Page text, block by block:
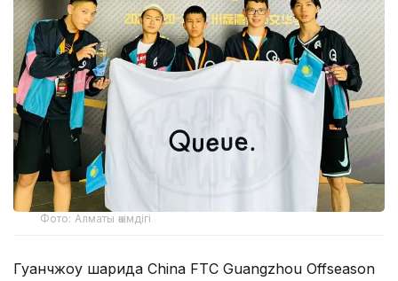
Фото: Алматы әкімдігі
Гуанчжоу шаҳрида China FTC Guangzhou Offseason